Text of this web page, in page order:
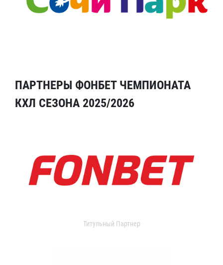
ПАРТНЕРЫ ФОНБЕТ ЧЕМПИОНАТА
КХЛ СЕЗОНА 2025/2026
Титульный Партнер